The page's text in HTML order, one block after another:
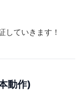
していきます！
動作)